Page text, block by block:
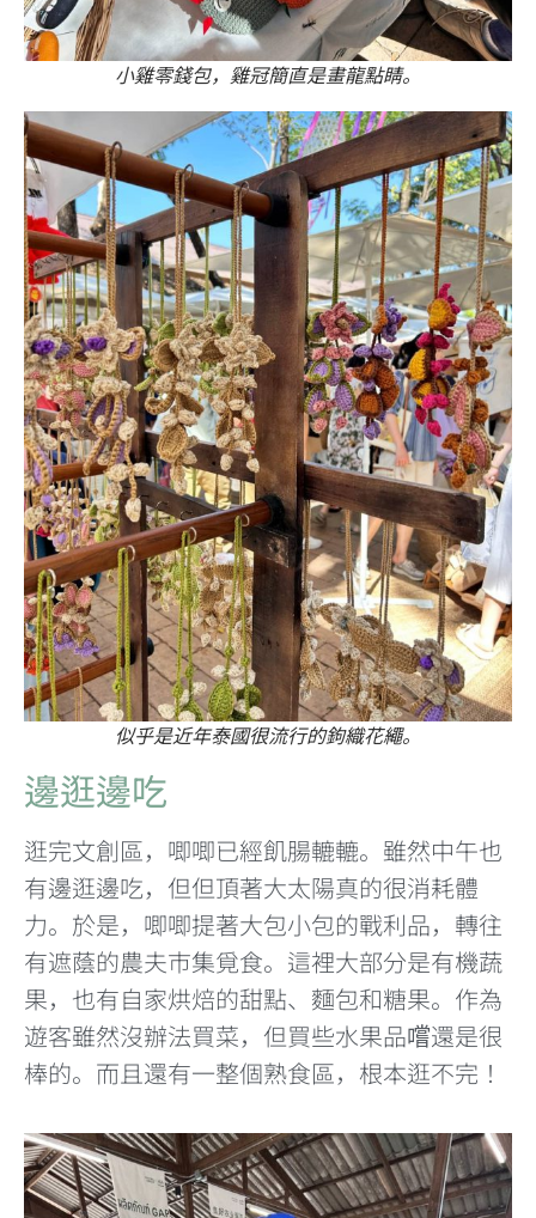
小雞零錢包，雞冠簡直是畫龍點睛。
似乎是近年泰國很流行的鉤織花繩。
邊逛邊吃
逛完文創區，唧唧已經飢腸轆轆。雖然中午也
有邊逛邊吃，但但頂著大太陽真的很消耗體
力。於是，唧唧提著大包小包的戰利品，轉往
有遮蔭的農夫市集覓食。這裡大部分是有機蔬
果，也有自家烘焙的甜點、麵包和糖果。作為
遊客雖然沒辦法買菜，但買些水果品嚐還是很
棒的。而且還有一整個熟食區，根本逛不完！